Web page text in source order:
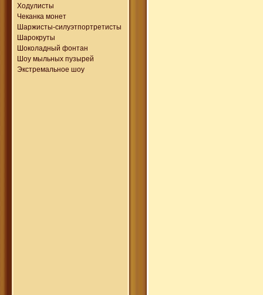
Ходулисты
Чеканка монет
Шаржисты-силуэтпортретисты
Шарокруты
Шоколадный фонтан
Шоу мыльных пузырей
Экстремальное шоу